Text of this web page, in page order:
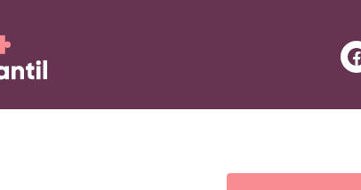
Facebook